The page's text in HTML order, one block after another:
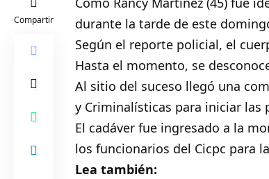
Compartir
durante la tarde de este
Según el reporte policial, el
Hasta el momento, se
Al sitio del suceso llegó una
y Criminalísticas para iniciar las
El cadáver fue ingresado a la
los funcionarios del Cicpc para
Lea también: